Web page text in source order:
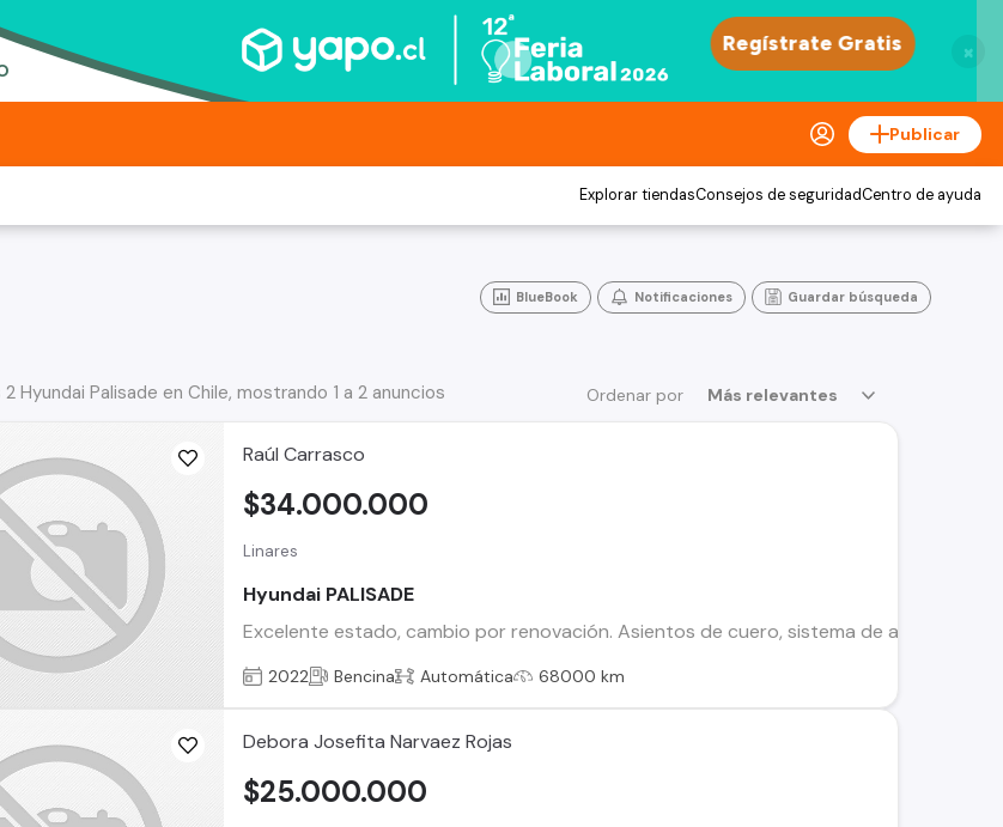
×
Publicar
Explorar tiendasConsejos de seguridadCentro de ayuda
BlueBook Notificaciones Guardar búsqueda
Ordenar por Más relevantes
Hyundai Palisade en Chile, mostrando 1 a 2 anuncios
Raúl Carrasco
Linares
Hyundai PALISADE
Excelente estado, cambio por renovación. Asientos de cuero, sistema de audio
$34.000.000
2022 Bencina Automática 68000 km
Debora Josefita Narvaez Rojas
$25.000.000